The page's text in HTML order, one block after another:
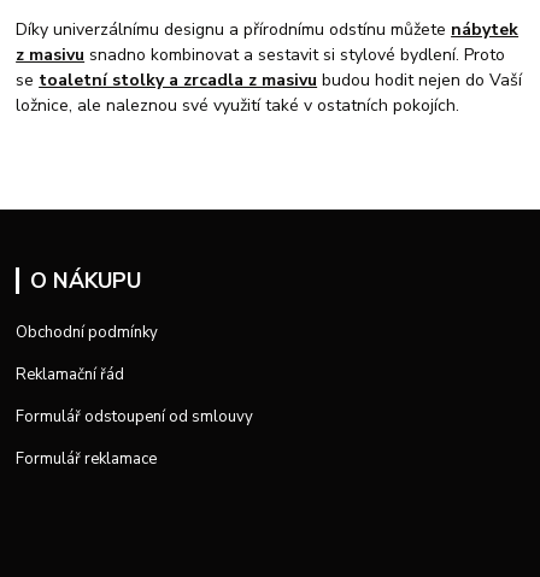
Díky univerzálnímu designu a přírodnímu odstínu můžete nábytek
z masivu snadno kombinovat a sestavit si stylové bydlení. Proto
se toaletní stolky a zrcadla z masivu budou hodit nejen do Vaší
ložnice, ale naleznou své využití také v ostatních pokojích.
O NÁKUPU
Obchodní podmínky
Reklamační řád
Formulář odstoupení od smlouvy
Formulář reklamace